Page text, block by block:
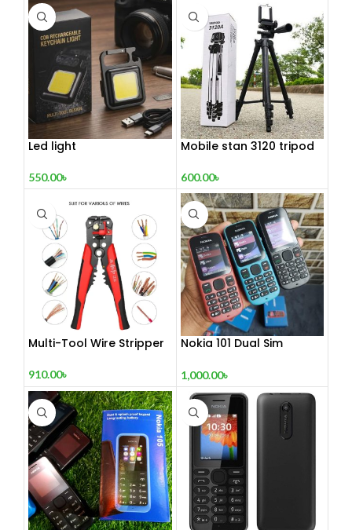
Led light
550.00৳
Mobile stan 3120 tripod
600.00৳
Multi-Tool Wire Stripper
910.00৳
Nokia 101 Dual Sim
1,000.00৳